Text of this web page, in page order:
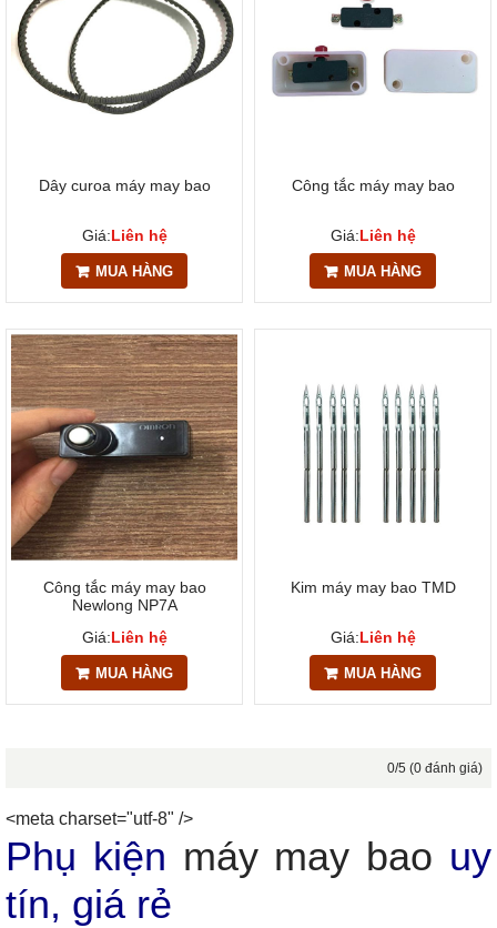
Dây curoa máy may bao
Giá:Liên hệ
MUA HÀNG
Công tắc máy may bao
Giá:Liên hệ
MUA HÀNG
Công tắc máy may bao
Newlong NP7A
Giá:Liên hệ
MUA HÀNG
Kim máy may bao TMD
Giá:Liên hệ
MUA HÀNG
0/5 (0 đánh giá)
<meta charset="utf-8" />
Phụ kiện máy may bao uy
tín, giá rẻ